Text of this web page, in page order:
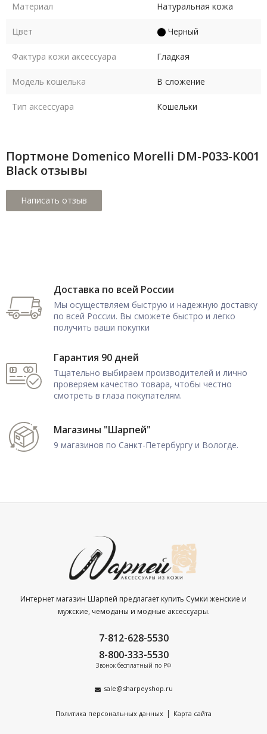
Материал Натуральная кожа
Цвет Черный
Фактура кожи аксессуара Гладкая
Модель кошелька В сложение
Тип аксессуара Кошельки
Портмоне Domenico Morelli DM-P033-K001
Black отзывы
Доставка по всей России
Мы осуществляем быструю и надежную доставку
по всей России. Вы сможете быстро и легко
получить ваши покупки
Гарантия 90 дней
Тщательно выбираем производителей и лично
проверяем качество товара, чтобы честно
смотреть в глаза покупателям.
Магазины "Шарпей"
9 магазинов по Санкт-Петербургу и Вологде.
Интернет магазин Шарпей предлагает купить Сумки женские и
мужские, чемоданы и модные аксессуары.
7-812-628-5530
8-800-333-5530
Звонок бесплатный по РФ
sale@sharpeyshop.ru
Политика персональных данных | Карта сайта